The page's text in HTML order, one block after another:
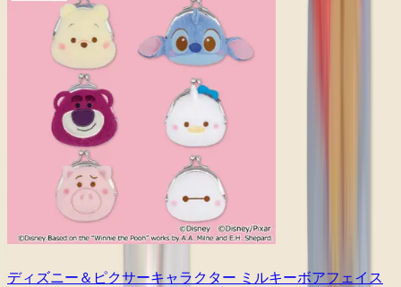
ディズニー＆ピクサーキャラクター ミルキーボアフェイス